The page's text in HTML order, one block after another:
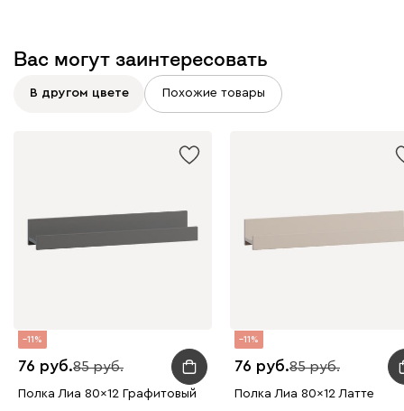
Вас могут заинтересовать
В другом цвете Похожие товары
11
76 85
Полка Лиа 80x12 Графитовый
11
76 85
Полка Лиа 80x12 Латте